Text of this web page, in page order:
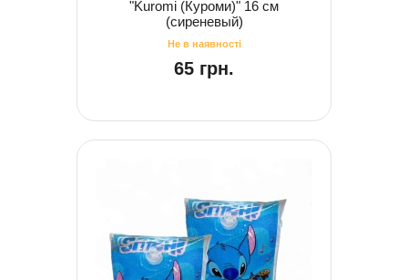
"Kuromi (Куроми)" 16 см
(сиреневый)
65 грн.